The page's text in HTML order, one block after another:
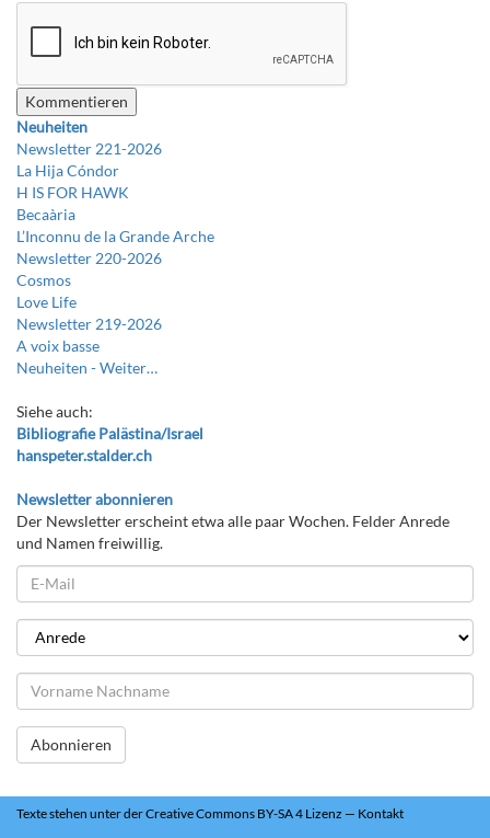
Neuheiten
Newsletter 221-2026
La Hija Cóndor
H IS FOR HAWK
Becaària
L’Inconnu de la Grande Arche
Newsletter 220-2026
Cosmos
Love Life
Newsletter 219-2026
A voix basse
Neuheiten -Weiter…
Siehe auch:
Bibliografie Palästina/Israel
hanspeter.stalder.ch
Newsletter abonnieren
Der Newsletter erscheint etwa alle paar Wochen. Felder Anrede
und Namen freiwillig.
Abonnieren
Textestehen unter derCreative Commons BY-SA 4 Lizenz — Kontakt